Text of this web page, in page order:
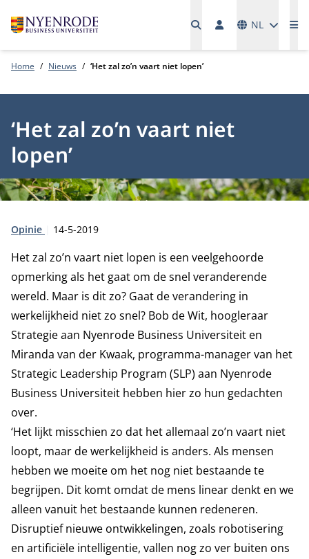
NL
Home Nieuws ‘Het zal zo’n vaart niet lopen’
‘Het zal zo’n vaart niet
lopen’
Type:
Opinie Publicatiedatum:
14-5-2019
Het zal zo’n vaart niet lopen is een veelgehoorde
opmerking als het gaat om de snel veranderende
wereld. Maar is dit zo? Gaat de verandering in
werkelijkheid niet zo snel? Bob de Wit, hoogleraar
Strategie aan Nyenrode Business Universiteit en
Miranda van der Kwaak, programma-manager van het
Strategic Leadership Program (SLP) aan Nyenrode
Business Universiteit hebben hier zo hun gedachten
over.
‘Het lijkt misschien zo dat het allemaal zo’n vaart niet
loopt, maar de werkelijkheid is anders. Als mensen
hebben we moeite om het nog niet bestaande te
begrijpen. Dit komt omdat de mens linear denkt en we
alleen vanuit het bestaande kunnen redeneren.
Disruptief nieuwe ontwikkelingen, zoals robotisering
en artificiële intelligentie, vallen nog zo ver buiten ons